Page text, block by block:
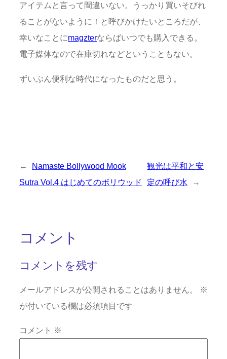
アイテムと言って間違いない。うっかり買いそびれ
ることがないように！と呼びかけたいところだが、
幸いなことにmagzterならばいつでも購入できる。
電子媒体なので在庫切れなどということもない。
ずいぶん便利な時代になったものだと思う。
←
Namaste Bollywood Mook
Sutra Vol.4 はじめてのボリウッド
観光は平和と安
定の呼び水
→
コメント
コメントを残す
メールアドレスが公開されることはありません。
※
が付いている欄は必須項目です
コメント ※